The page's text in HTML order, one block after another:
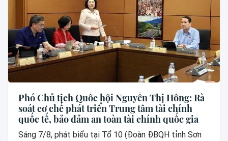
Phó Chủ tịch Quốc hội Nguyễn Thị Hồng: Rà
soát cơ chế phát triển Trung tâm tài chính
quốc tế, bảo đảm an toàn tài chính quốc gia
Sáng 7/8, phát biểu tại Tổ 10 (Đoàn ĐBQH tỉnh Sơn